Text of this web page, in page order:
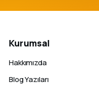
Kurumsal
Hakkımızda
Blog Yazıları